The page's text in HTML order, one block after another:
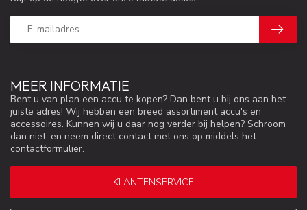
MEER INFORMATIE
Bent u van plan een accu te kopen? Dan bent u bij ons aan het
juiste adres! Wij hebben een breed assortiment accu's en
accessoires. Kunnen wij u daar nog verder bij helpen? Schroom
dan niet, en neem direct contact met ons op middels het
contactformulier.
KLANTENSERVICE